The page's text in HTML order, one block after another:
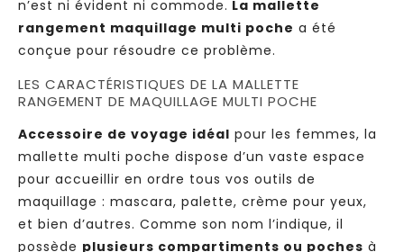
n’est ni évident ni commode. La mallette
rangement maquillage multi poche a été
conçue pour résoudre ce problème.
LES CARACTÉRISTIQUES DE LA MALLETTE
RANGEMENT DE MAQUILLAGE MULTI POCHE
Accessoire de voyage idéal pour les femmes, la
mallette multi poche dispose d’un vaste espace
pour accueillir en ordre tous vos outils de
maquillage : mascara, palette, crème pour yeux,
et bien d’autres. Comme son nom l’indique, il
possède plusieurs compartiments ou poches à